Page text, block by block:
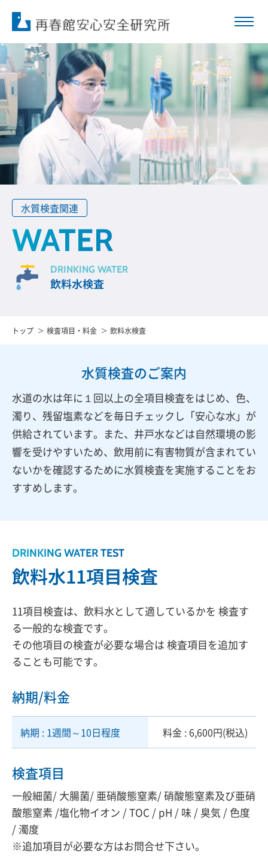
水質検査関連
DRINKING WATER
飲料水検査
WATER
トップ 検査項目・料金 飲料水検査
水質検査のご案内
水道の水は年に１回以上の全項目検査をはじめ、色、
濁り、残留塩素などを毎日チェックし「安心な水」が
供給されています。また、井戸水などは自然環境の影
響を受けやすいため、飲用前に有害物質が含まれてい
ないかを確認するために水質検査を実施することをお
すすめします。
DRINKING WATER TEST
飲料水11項目検査
11項目検査は、飲料水として適しているかを 検査す
る一般的な検査です。
その他項目の検査が必要な場合は 検査項目を追加す
ることも可能です。
納期/料金
納期 : 1週間～10日程度 料金 : 6,600円(税込)
検査項目
一般細菌/ 大腸菌/ 亜硝酸態窒素/ 硝酸態窒素及び亜硝
酸態窒素 /塩化物イオン / TOC / pH / 味 / 臭気 / 色度
/ 濁度
※追加項目が必要な方はお問合せ下さい。